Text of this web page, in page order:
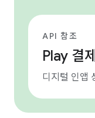
API 참조
Play 결
디지털 인앱